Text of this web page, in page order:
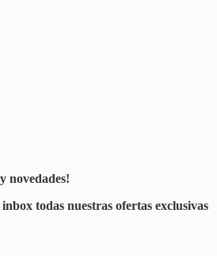
novedades!
todas nuestras ofertas exclusivas